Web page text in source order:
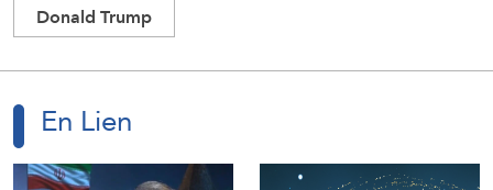
Donald Trump
En Lien